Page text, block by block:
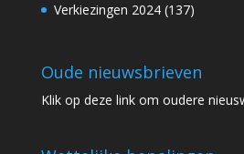
Verkiezingen 2024(137)
Oude nieuwsbrieven
Klik op deze link om oudere